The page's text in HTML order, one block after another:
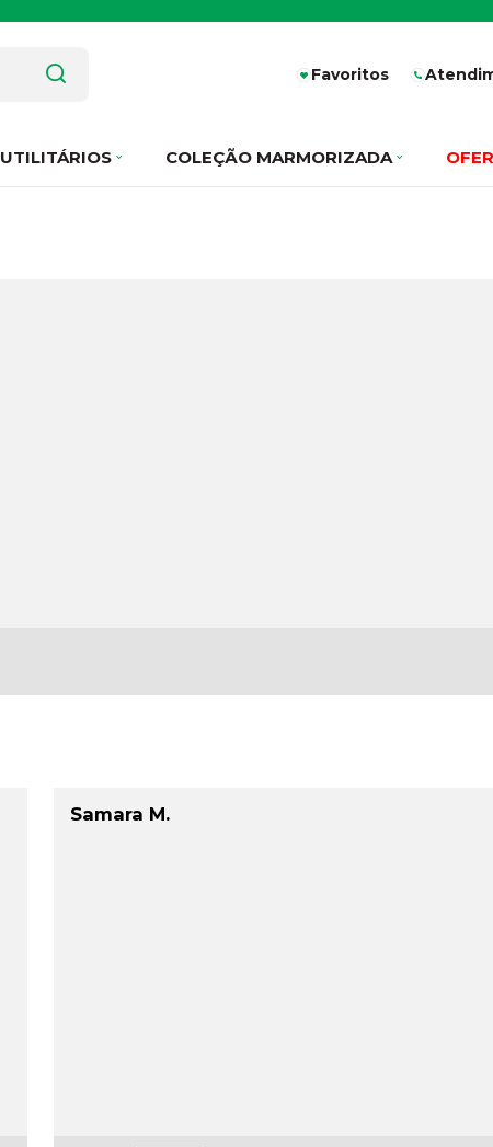
Favoritos
UTILITÁRIOS COLEÇÃO MARMORIZADA
Samara M.